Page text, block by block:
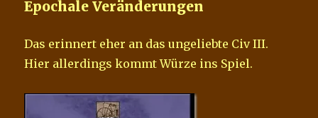
Epochale Veränderungen
Das erinnert eher an das ungeliebte Civ III.
Hier allerdings kommt Würze ins Spiel.